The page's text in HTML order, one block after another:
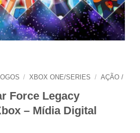
/ XBOX ONE/SERIES / AÇÃO /
Force Legacy
– Mídia Digital